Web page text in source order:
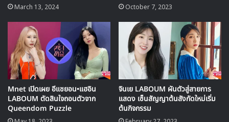
March 13, 2024 October 7, 2023
Mnet เปิดเผย อีแชยอน•แฮอิน
LABOUM ตัดสินใจถอนตัวจาก
Queendom Puzzle
จินเย LABOUM ผันตัวสู่สายการ
แสดง เซ็นสัญญาต้นสังกัดใหม่เริ่ม
ต้นกิจกรรม